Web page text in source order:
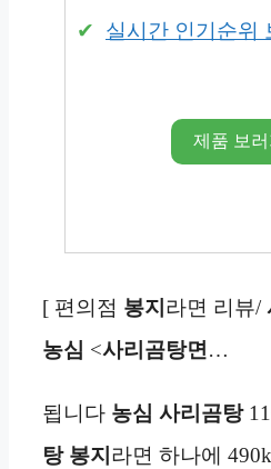
실시간 인기순위
제품 보러
[ 편의점 봉지 라면 리뷰/
농심 <사리곰탕면 …
됩니다 농심 사리곰탕
탕 봉지 라면 하나에